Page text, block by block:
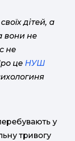
дітей, а
вони не
не
це НУШ
у
тривогу